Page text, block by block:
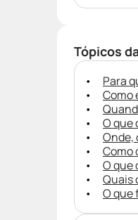
Tópicos
Para
Como
O que
Onde,
Como
O que
Quais
O que